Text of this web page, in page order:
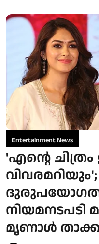
Entertainment News
'എന്റെ
നിയമനടപടി
മൃണാൾ